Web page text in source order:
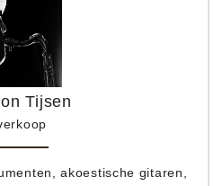
Tijsen
akoestische gitaren,